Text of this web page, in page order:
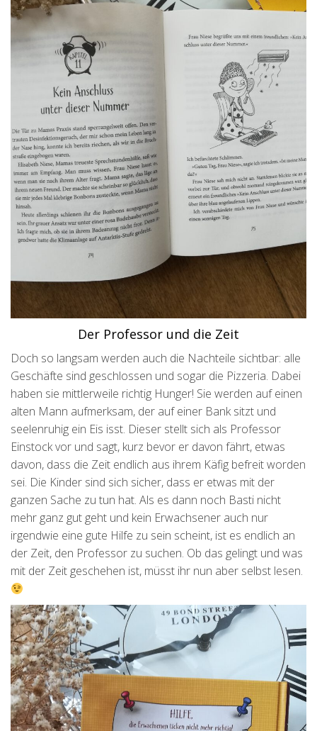
Der Professor und die Zeit
Doch so langsam werden auch die Nachteile sichtbar: alle
Geschäfte sind geschlossen und sogar die Pizzeria. Dabei
haben sie mittlerweile richtig Hunger! Sie werden auf einen
alten Mann aufmerksam, der auf einer Bank sitzt und
seelenruhig ein Eis isst. Dieser stellt sich als Professor
Einstock vor und sagt, kurz bevor er davon fährt, etwas
davon, dass die Zeit endlich aus ihrem Käfig befreit worden
sei. Die Kinder sind sich sicher, dass er etwas mit der
ganzen Sache zu tun hat. Als es dann noch Basti nicht
mehr ganz gut geht und kein Erwachsener auch nur
irgendwie eine gute Hilfe zu sein scheint, ist es endlich an
der Zeit, den Professor zu suchen. Ob das gelingt und was
mit der Zeit geschehen ist, müsst ihr nun aber selbst lesen.